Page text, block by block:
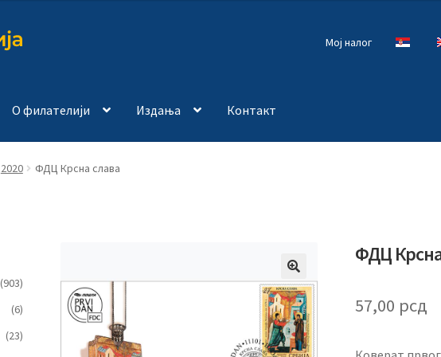
Мој налог
О филателији Издања Контакт
2020 ФДЦ Крсна слава
🔍
ФДЦ
57,00 рсд
(903)
(6)
(23)